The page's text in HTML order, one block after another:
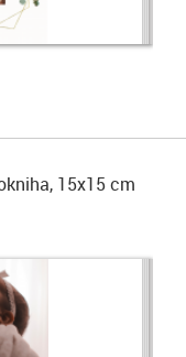
15x15 cm